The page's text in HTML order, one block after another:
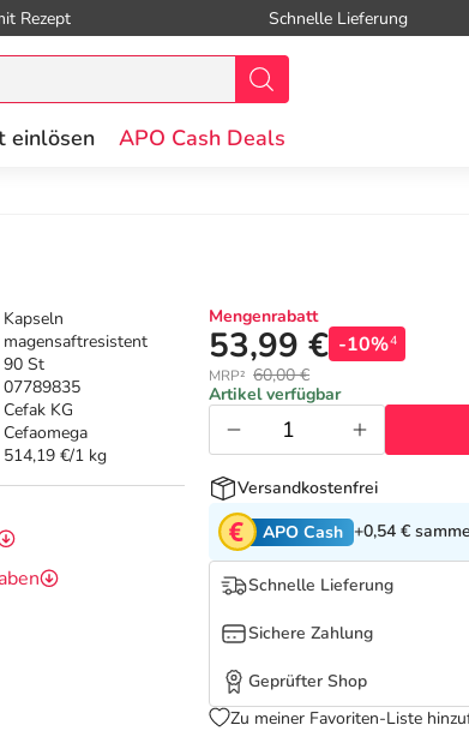
Rezept Schnelle Lieferung
einlösen APO Cash Deals
Kapseln
magensaftresistent
90 St
07789835
Cefak KG
Cefaomega
514,19 €/1 kg
Mengenrabatt
53,99 € -10%4
MRP² 60,00 €
Artikel verfügbar
Versandkostenfrei
APO Cash +0,54 €
Schnelle Lieferung
Sichere Zahlung
Geprüfter Shop
Zu meiner Favoriten-Liste